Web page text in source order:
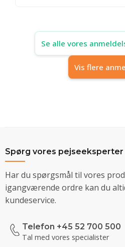
Se alle vores
Vis flere
Spørg vores pejseeksperter
Har du spørgsmål til vores
igangværende ordre kan du
kundeservice.
Telefon +45 52 700 500
Tal med vores specialister